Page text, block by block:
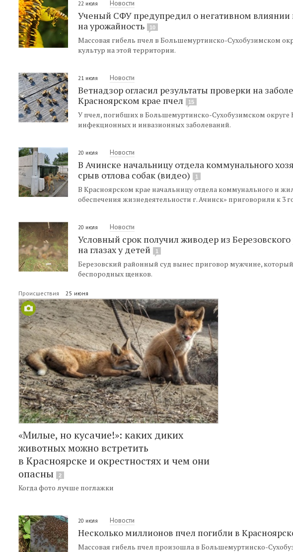
22 июля Новости
Ученый СФУ предупредил о негативном влиянии
на урожайность
10
Массовая гибель пчел в Большемуртинско-Сухобузимском
культур на этой территории.
21 июля Новости
Ветнадзор огласил результаты проверки на
Красноярском крае пчел
15
У пчел, погибших в Большемуртинско-Сухобузимском округе
инфекционных и инвазионных заболеваний.
20 июля Новости
В Ачинске начальницу отдела коммунального
срыв отлова собак (видео)
1
В Красноярском крае начальницу отдела коммунального и
обеспечения жизнедеятельности г. Ачинск» приговорили к 3
20 июля Новости
Условный срок получил живодер из
на глазах у детей
1
Березовский районный суд вынес приговор мужчине, который
беспородных щенков.
Происшествия 25 июня
«Милые, но кусачие!»: каких диких
животных можно встретить
в Красноярске и окрестностях и чем они
опасны
2
Когда фото лучше поглажки
20 июля Новости
Несколько миллионов пчел погибли в
Массовая гибель пчел произошла в Большемуртинско-